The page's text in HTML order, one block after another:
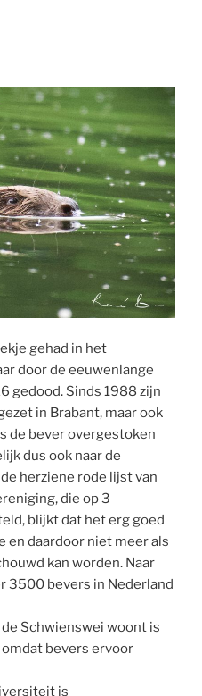
gehad in het
door de eeuwenlange
gedood. Sinds 1988 zijn
in Brabant, maar ook
de bever overgestoken
dus ook naar de
herziene rode lijst van
die op 3
blijkt dat het erg goed
en daardoor niet meer als
kan worden. Naar
3500 bevers in Nederland
Schwienswei woont is
bevers ervoor
is